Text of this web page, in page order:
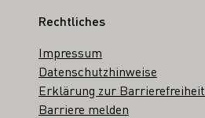
Rechtliches
Impressum
Datenschutzhinweise
Erklärung zur Barrierefreiheit
Barriere melden